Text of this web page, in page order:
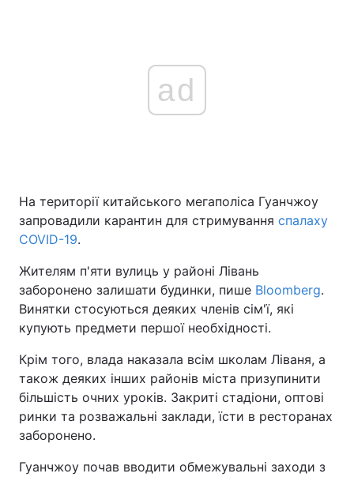
ad
На території китайського мегаполіса Гуанчжоу
запровадили карантин для стримування спалаху
COVID-19.
Жителям п'яти вулиць у районі Лівань
заборонено залишати будинки, пише Bloomberg.
Винятки стосуються деяких членів сім'ї, які
купують предмети першої необхідності.
Крім того, влада наказала всім школам Ліваня, а
також деяких інших районів міста призупинити
більшість очних уроків. Закриті стадіони, оптові
ринки та розважальні заклади, їсти в ресторанах
заборонено.
Гуанчжоу почав вводити обмежувальні заходи з